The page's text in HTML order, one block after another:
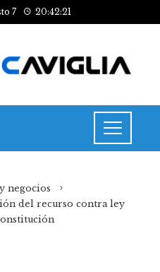
7 20:42:21
negocios
del recurso contra ley